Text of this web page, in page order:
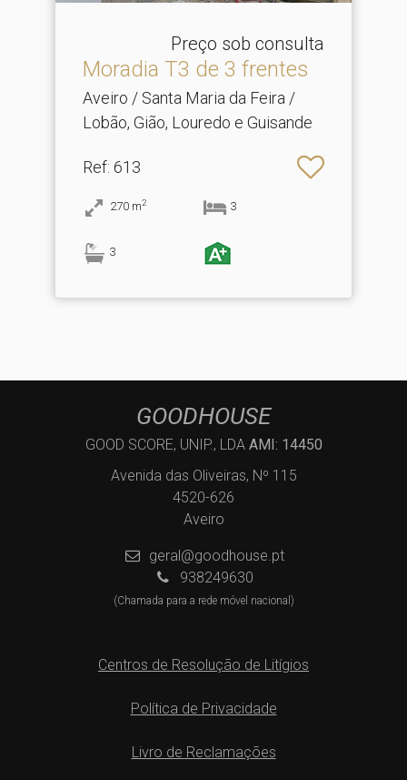
Preço sob consulta
Moradia T3 de 3 frentes
Aveiro / Santa Maria da Feira /
Lobão, Gião, Louredo e Guisande
Ref: 613
270 m2 3
3
GOODHOUSE
GOOD SCORE, UNIP., LDA AMI: 14450
Avenida das Oliveiras, Nº 115
4520-626
Aveiro
geral@goodhouse.pt
938249630
(Chamada para a rede móvel nacional)
Centros de Resolução de Litígios
Política de Privacidade
Livro de Reclamações